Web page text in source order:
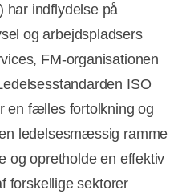
har indflydelse på
og arbejdspladsers
FM-organisationen
ISO
en fælles fortolkning og
ledelsesmæssig ramme
og opretholde en effektiv
forskellige sektorer